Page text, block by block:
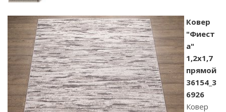
Ковер
"Фиест
а"
1,2х1,7
прямой
36154_3
6926
Ковер